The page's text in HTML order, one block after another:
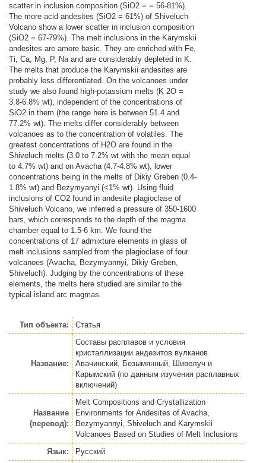
scatter in inclusion composition (SiO2 = = 56-81%).
The more acid andesites (SiO2 = 61%) of Shiveluch
Volcano show a lower scatter in inclusion composition
(SiO2 = 67-79%). The melt inclusions in the Karymskii
andesites are amore basic. They are enriched with Fe,
Ti, Ca, Mg, P, Na and are considerably depleted in K.
The melts that produce the Karymskii andesites are
probably less differentiated. On the volcanoes under
study we also found high-potassium melts (K 2O =
3.8-6.8% wt), independent of the concentrations of
SiO2 in them (the range here is between 51.4 and
77.2% wt). The melts differ considerably between
volcanoes as to the concentration of volatiles. The
greatest concentrations of H2O are found in the
Shiveluch melts (3.0 to 7.2% wt with the mean equal
to 4.7% wt) and on Avacha (4.7-4.8% wt), lower
concentrations being in the melts of Dikiy Greben (0.4-
1.8% wt) and Bezymyanyi (<1% wt). Using fluid
inclusions of CO2 found in andesite plagioclase of
Shiveluch Volcano, we inferred a pressure of 350-1600
bars, which corresponds to the depth of the magma
chamber equal to 1.5-6 km. We found the
concentrations of 17 admixture elements in glass of
melt inclusions sampled from the plagioclase of four
volcanoes (Avacha, Bezymyannyi, Dikiy Greben,
Shiveluch). Judging by the concentrations of these
elements, the melts here studied are similar to the
typical island arc magmas.
Тип объекта: Статья
Название:
Составы расплавов и условия
кристаллизации андезитов вулканов
Авачинский, Безымянный, Шивелуч и
Карымский (по данным изучения расплавных
включений)
Название
(перевод):
Melt Compositions and Crystallization
Environments for Andesites of Avacha,
Bezymyannyi, Shiveluch and Karymskii
Volcanoes Based on Studies of Melt Inclusions
Язык:
Русский